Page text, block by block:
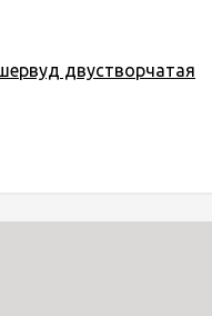
двустворчатая